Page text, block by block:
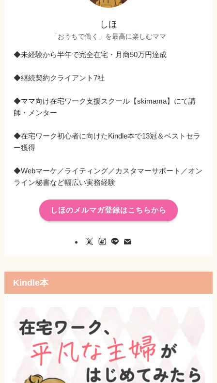
しほ
「おうちで働く」を最高に楽しむママ
◆未経験から半年で完全在宅・月商50万円達成
◆継続契約クライアント7社
◆ママ向け在宅ワーク支援スクール【skimama】にて講
師・メンター
◆在宅ワーク初心者に向けたKindle本で13冠＆ベストセラ
ー獲得
◆Webマーケ／ライティング／カスタマーサポート／オン
ライン秘書など幅広い実務経験
しほのメルマガ登録はこちらから
Kindle本